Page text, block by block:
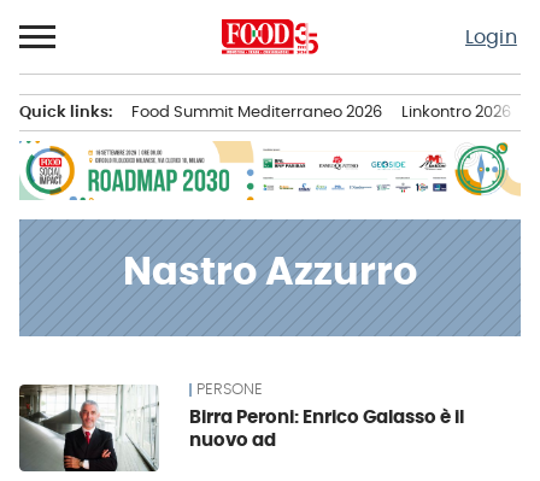
al
contenuto
Login
principale
Quick links: Food Summit Mediterraneo 2026 Linkontro 2026
Nastro Azzurro
News PERSONE
Birra Peroni: Enrico Galasso è il
nuovo ad